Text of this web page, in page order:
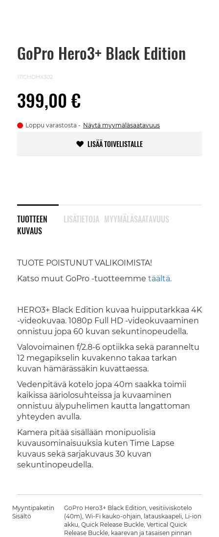
GoPro Hero3+ Black Edition
111CHDHX302
399,00 €
Loppu varastosta Näytä myymäläsaatavuus
LISÄÄ TOIVELISTALLE
TUOTTEEN
KUVAUS
TUOTE POISTUNUT VALIKOIMISTA!
Katso muut GoPro -tuotteemme täältä.
HERO3+ Black Edition kuvaa huipputarkkaa 4K
-videokuvaa. 1080p Full HD -videokuvaaminen
onnistuu jopa 60 kuvan sekuntinopeudella.
Valovoimainen f/2.8-6 optiikka sekä paranneltu
12 megapikselin kuvakenno takaa tarkan
kuvan hämärässäkin kuvattaessa.
Vedenpitävä kotelo jopa 40m saakka toimii
kaikissa ääriolosuhteissa ja kuvaaminen
onnistuu älypuhelimen kautta langattoman
yhteyden avulla.
Kamera pitää sisällään monipuolisia
kuvausominaisuuksia kuten Time Lapse
kuvaus sekä sarjakuvaus 30 kuvan
sekuntinopeudella.
LISÄTIETOJA MYYMÄLÄSAATAVUUS
Skip
images
gallery
Myyntipaketin
Sisältö
GoPro Hero3+ Black Edition, vesitiiviskotelo
(40m), Wi-Fi kauko-ohjain, latauskaapeli, Li-ion
akku, Quick Release Buckle, Vertical Quick
Release Buckle, kaarevan ja tasaisen pinnan